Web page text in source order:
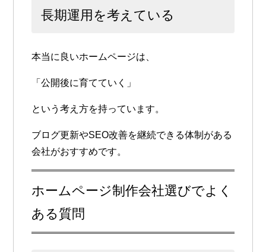
長期運用を考えている
本当に良いホームページは、
「公開後に育てていく」
という考え方を持っています。
ブログ更新やSEO改善を継続できる体制がある
会社がおすすめです。
ホームページ制作会社選びでよく
ある質問